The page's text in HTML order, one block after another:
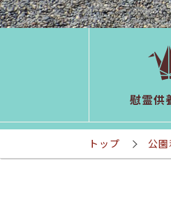
慰霊供
トップ 公